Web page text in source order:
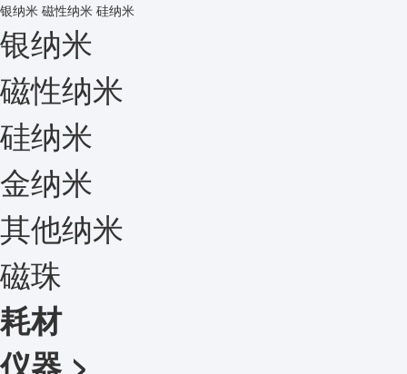
银纳米 磁性纳米 硅纳米
银纳米
磁性纳米
硅纳米
金纳米
其他纳米
磁珠
耗材
仪器 >